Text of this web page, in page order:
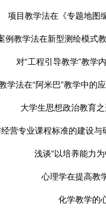
项目教学法在《专题地图
例教学法在新型测绘模式
对“工程引导教学”教学
学法在“阿米巴”教学中的应
大学生思想政治教育
营专业课程标准的建设
浅谈“以培养能力
心理学在提高教
化学教学的